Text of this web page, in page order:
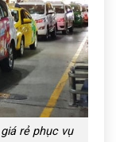
rẻ phục vụ